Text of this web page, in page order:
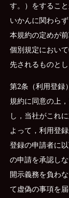
す。）をするこ
いかんに関わら
本規約の定めが
個別規定におい
先されるものとし
第2条（利用登録
規約に同意の上
し，当社がこれ
よって，利用登
登録の申請者に
の申請を承認し
開示義務を負わ
て虚偽の事項を